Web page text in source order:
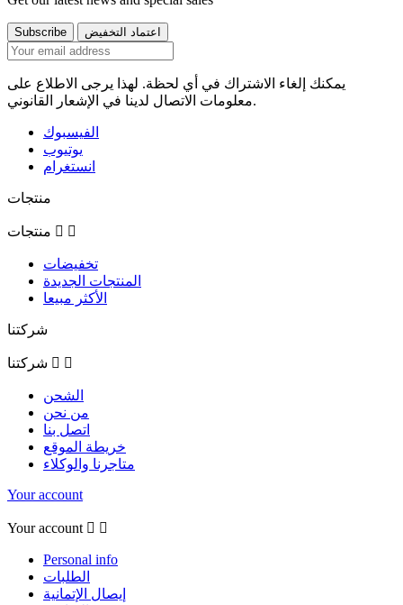
يمكنك إلغاء الاشتراك في أي لحظة. لهذا يرجى الاطلاع على
معلومات الاتصال لدينا في الإشعار القانوني.
الفيسبوك
يوتيوب
انستغرام
منتجات
منتجات  
تخفيضات
المنتجات الجديدة
الأكثر مبيعا
شركتنا
شركتنا  
الشحن
من نحن
اتصل بنا
خريطة الموقع
متاجرنا والوكلاء
Your account
Your account  
Personal info
الطلبات
إيصال الإتمانية